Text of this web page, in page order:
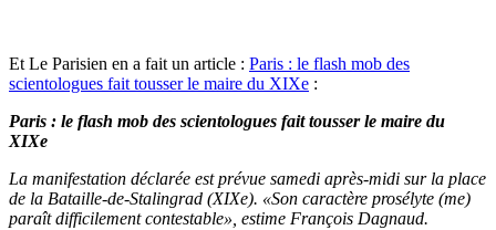
Et Le Parisien en a fait un article : Paris : le flash mob des
scientologues fait tousser le maire du XIXe :
Paris : le flash mob des scientologues fait tousser le maire du
XIXe
La manifestation déclarée est prévue samedi après-midi sur la place
de la Bataille-de-Stalingrad (XIXe). «Son caractère prosélyte (me)
paraît difficilement contestable», estime François Dagnaud.